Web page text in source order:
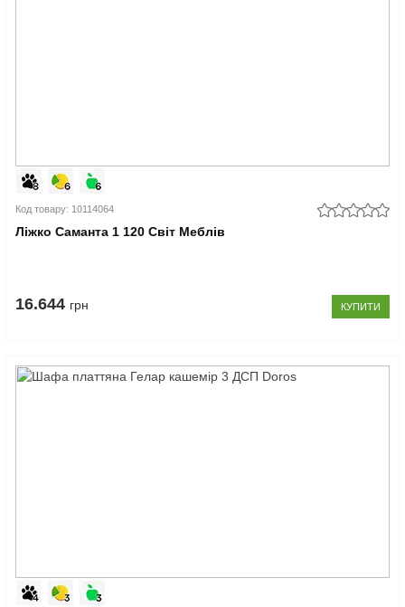
Код товару: 10114064
Ліжко Саманта 1 120 Світ Меблів
16.644 грн КУПИТИ